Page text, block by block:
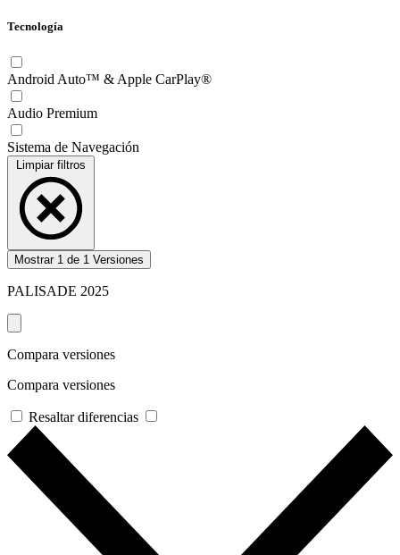
Tecnología
Android Auto™ & Apple CarPlay®
Audio Premium
Sistema de Navegación
Limpiar filtros
Mostrar 1 de 1 Versiones
PALISADE 2025
Compara versiones
Compara versiones
Resaltar diferencias